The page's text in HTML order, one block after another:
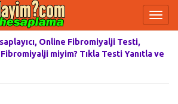
Online Fibromiyalji Testi,
Fibromiyalji miyim? Tıkla Testi Yanıtla ve